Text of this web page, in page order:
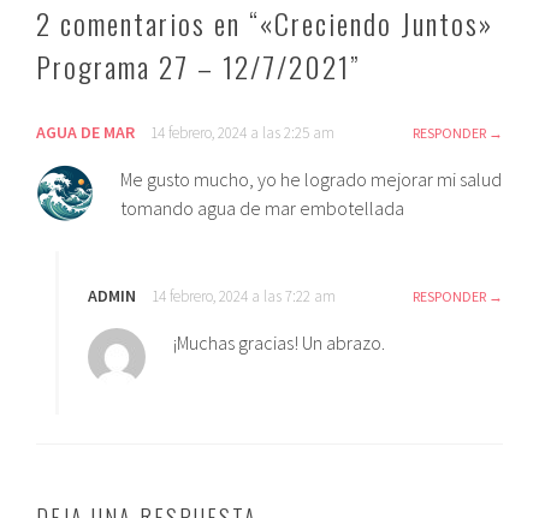
2 comentarios en “«Creciendo Juntos»
Programa 27 – 12/7/2021”
AGUA DE MAR 14 febrero, 2024 a las 2:25 am RESPONDER
Me gusto mucho, yo he logrado mejorar mi salud
tomando agua de mar embotellada
ADMIN 14 febrero, 2024 a las 7:22 am RESPONDER
¡Muchas gracias! Un abrazo.